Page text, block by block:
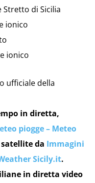
Stretto di Sicilia
ionico
ionico
ufficiale della
in diretta,
piogge – Meteo
da Immagini
Sicily.it.
in diretta video